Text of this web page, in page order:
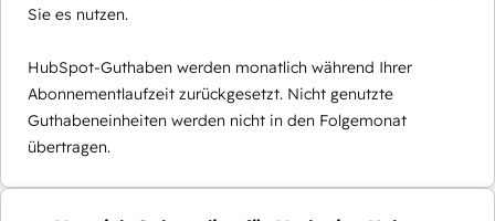
Sie es nutzen.
HubSpot-Guthaben werden monatlich während Ihrer
Abonnementlaufzeit zurückgesetzt. Nicht genutzte
Guthabeneinheiten werden nicht in den Folgemonat
übertragen.